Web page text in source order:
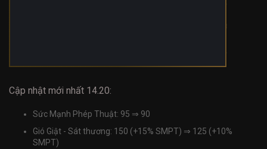
Cập nhật mới nhất 14.20:
Sức Mạnh Phép Thuật: 95 ⇒ 90
Gió Giật - Sát thương: 150 (+15% SMPT) ⇒ 125 (+10%
SMPT)